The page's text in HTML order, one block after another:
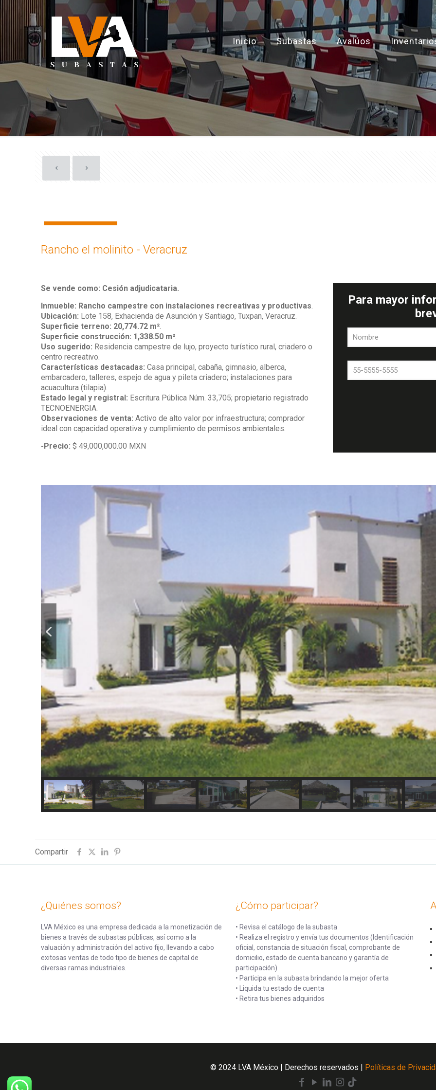
Inicio Subastas Avalúos
Rancho el molinito - Veracruz
Se vende como: Cesión adjudicataria.
Inmueble: Rancho campestre con instalaciones recreativas y productivas.
Ubicación: Lote 158, Exhacienda de Asunción y Santiago, Tuxpan, Veracruz.
Superficie terreno: 20,774.72 m².
Superficie construcción: 1,338.50 m².
Uso sugerido: Residencia campestre de lujo, proyecto turístico rural, criadero o
centro recreativo.
Características destacadas: Casa principal, cabaña, gimnasio, alberca,
embarcadero, talleres, espejo de agua y pileta criadero; instalaciones para
acuacultura (tilapia).
Estado legal y registral: Escritura Pública Núm. 33,705; propietario registrado
TECNOENERGIA.
Observaciones de venta: Activo de alto valor por infraestructura; comprador
ideal con capacidad operativa y cumplimiento de permisos ambientales.
-Precio: $ 49,000,000.00 MXN
Para mayor
Compartir
¿Quiénes somos?
LVA México es una empresa dedicada a la monetización de
bienes a través de subastas públicas, así como a la
valuación y administración del activo fijo, llevando a cabo
exitosas ventas de todo tipo de bienes de capital de
diversas ramas industriales.
¿Cómo participar?
• Revisa el catálogo de la subasta
• Realiza el registro y envía tus documentos (Identificación
oficial, constancia de situación fiscal, comprobante de
domicilio, estado de cuenta bancario y garantía de
participación)
• Participa en la subasta brindando la mejor oferta
• Liquida tu estado de cuenta
• Retira tus bienes adquiridos
© 2024 LVA México | Derechos reservados | Políticas de